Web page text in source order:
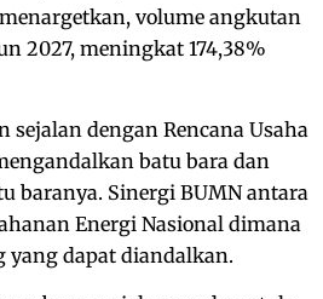
volume angkutan
2027, meningkat 174,38%
sejalan dengan Rencana Usaha
batu bara dan
baranya. Sinergi BUMN antara
Energi Nasional dimana
yang dapat diandalkan.